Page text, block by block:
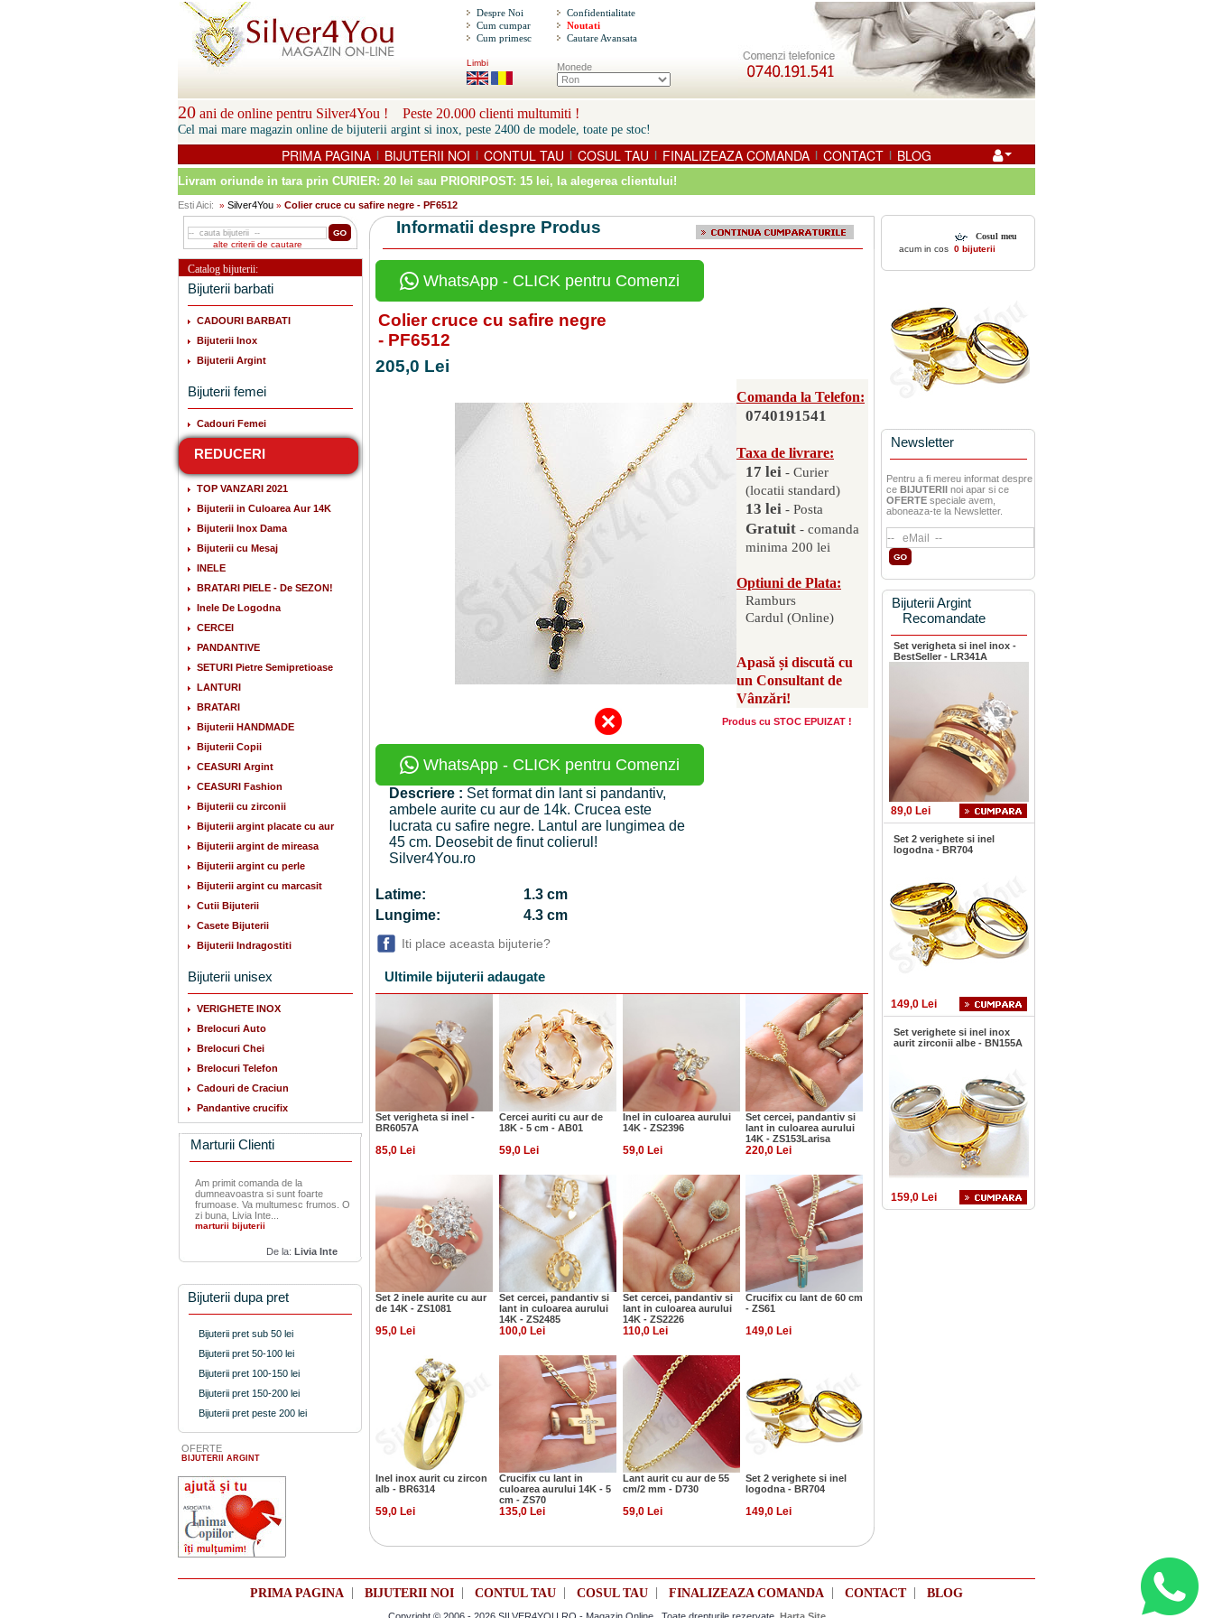
Despre Noi
Cum cumpar
Cum primesc
Confidentialitate
Noutati
Cautare Avansata
Limbi Monede
20 ani de online pentru Silver4You ! Peste 20.000 clienti multumiti !
Cel mai mare magazin online de bijuterii argint si inox, peste 2400 de modele, toate pe stoc!
PRIMA PAGINA | BIJUTERII NOI | CONTUL TAU | COSUL TAU | FINALIZEAZA COMANDA | CONTACT | BLOG
Livram oriunde in tara prin CURIER: 20 lei sau PRIORIPOST: 15 lei, la alegerea clientului!
Esti Aici: » Silver4You » Colier cruce cu safire negre - PF6512
alte criterii de cautare
Catalog bijuterii:
Bijuterii barbati
CADOURI BARBATI
Bijuterii Inox
Bijuterii Argint
Bijuterii femei
Cadouri Femei
REDUCERI
TOP VANZARI 2021
Bijuterii in Culoarea Aur 14K
Bijuterii Inox Dama
Bijuterii cu Mesaj
INELE
BRATARI PIELE - De SEZON!
Inele De Logodna
CERCEI
PANDANTIVE
SETURI Pietre Semipretioase
LANTURI
BRATARI
Bijuterii HANDMADE
Bijuterii Copii
CEASURI Argint
CEASURI Fashion
Bijuterii cu zirconii
Bijuterii argint placate cu aur
Bijuterii argint de mireasa
Bijuterii argint cu perle
Bijuterii argint cu marcasit
Cutii Bijuterii
Casete Bijuterii
Bijuterii Indragostiti
Bijuterii unisex
VERIGHETE INOX
Brelocuri Auto
Brelocuri Chei
Brelocuri Telefon
Cadouri de Craciun
Pandantive crucifix
Marturii Clienti
Am primit comanda de la
dumneavoastra si sunt foarte
frumoase. Va multumesc frumos. O
zi buna, Livia Inte...
marturii bijuterii
De la: Livia Inte
Bijuterii dupa pret
Bijuterii pret sub 50 lei
Bijuterii pret 50-100 lei
Bijuterii pret 100-150 lei
Bijuterii pret 150-200 lei
Bijuterii pret peste 200 lei
OFERTE
BIJUTERII ARGINT
Informatii despre Produs
WhatsApp - CLICK pentru Comenzi
Colier cruce cu safire negre
- PF6512
205,0 Lei
Comanda la Telefon:
0740191541
Taxa de livrare:
17 lei - Curier
(locatii standard)
13 lei - Posta
Gratuit - comanda
minima 200 lei
Optiuni de Plata:
Ramburs
Cardul (Online)
Apasă și discută cu
un Consultant de
Vânzări!
Produs cu STOC EPUIZAT !
WhatsApp - CLICK pentru Comenzi
Descriere : Set format din lant si pandantiv,
ambele aurite cu aur de 14k. Crucea este
lucrata cu safire negre. Lantul are lungimea de
45 cm. Deosebit de finut colierul!
Silver4You.ro
Latime:
1.3 cm
Lungime:
4.3 cm
Iti place aceasta bijuterie?
Ultimile bijuterii adaugate
Set verigheta si inel -
BR6057A
Cercei auriti cu aur de
18K - 5 cm - AB01
Inel in culoarea aurului
14K - ZS2396
Set cercei, pandantiv si
lant in culoarea aurului
14K - ZS153Larisa
85,0 Lei 59,0 Lei 59,0 Lei 220,0 Lei
Set 2 inele aurite cu aur
de 14K - ZS1081
Set cercei, pandantiv si
lant in culoarea aurului
14K - ZS2485
Set cercei, pandantiv si
lant in culoarea aurului
14K - ZS2226
Crucifix cu lant de 60 cm
- ZS61
95,0 Lei 100,0 Lei 110,0 Lei 149,0 Lei
Inel inox aurit cu zircon
alb - BR6314
Crucifix cu lant in
culoarea aurului 14K - 5
cm - ZS70
Lant aurit cu aur de 55
cm/2 mm - D730
Set 2 verighete si inel
logodna - BR704
59,0 Lei 135,0 Lei 59,0 Lei 149,0 Lei
Cosul meu
acum in cos 0 bijuterii
Newsletter
Pentru a fi mereu informat despre
ce BIJUTERII noi apar si ce
OFERTE speciale avem,
aboneaza-te la Newsletter.
Bijuterii Argint
Recomandate
Set verigheta si inel inox -
BestSeller - LR341A
89,0 Lei
Set 2 verighete si inel
logodna - BR704
149,0 Lei
Set verighete si inel inox
aurit zirconii albe - BN155A
159,0 Lei
PRIMA PAGINA BIJUTERII NOI CONTUL TAU COSUL TAU FINALIZEAZA COMANDA CONTACT| BLOG